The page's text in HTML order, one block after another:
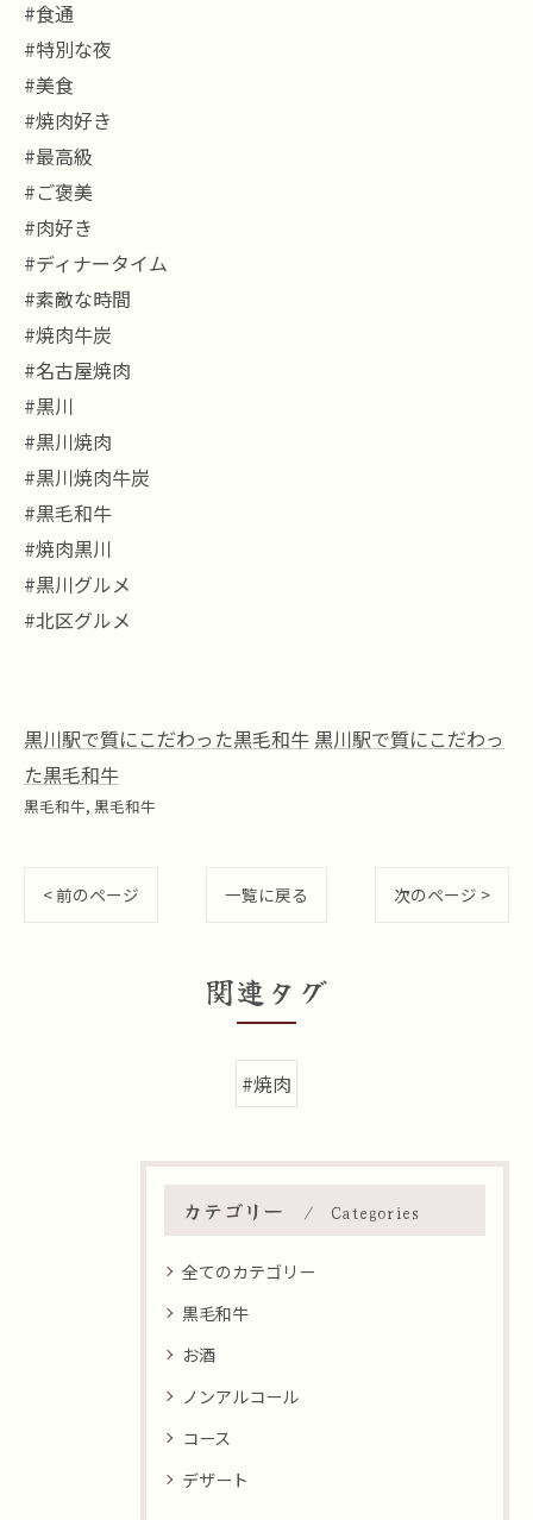
#食通
#特別な夜
#美食
#焼肉好き
#最高級
#ご褒美
#肉好き
#ディナータイム
#素敵な時間
#焼肉牛炭
#名古屋焼肉
#黒川
#黒川焼肉
#黒川焼肉牛炭
#黒毛和牛
#焼肉黒川
#黒川グルメ
#北区グルメ
黒川駅で質にこだわった黒毛和牛 黒川駅で質にこだわっ
た黒毛和牛
黒毛和牛 黒毛和牛
< 前のページ 一覧に戻る 次のページ >
関連タグ
#焼肉
カテゴリー Categories
全てのカテゴリー
黒毛和牛
お酒
ノンアルコール
コース
デザート